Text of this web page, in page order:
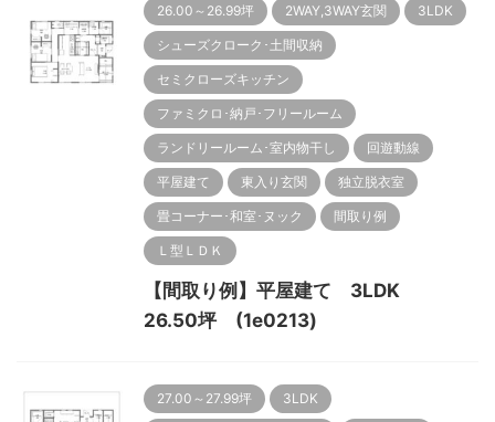
26.00～26.99坪 2WAY,3WAY玄関 3LDK
シューズクローク･土間収納
セミクローズキッチン
ファミクロ･納戸･フリールーム
ランドリールーム･室内物干し 回遊動線
平屋建て 東入り玄関 独立脱衣室
畳コーナー･和室･ヌック 間取り例
Ｌ型ＬＤＫ
【間取り例】平屋建て 3LDK
26.50坪 (1e0213)
27.00～27.99坪 3LDK